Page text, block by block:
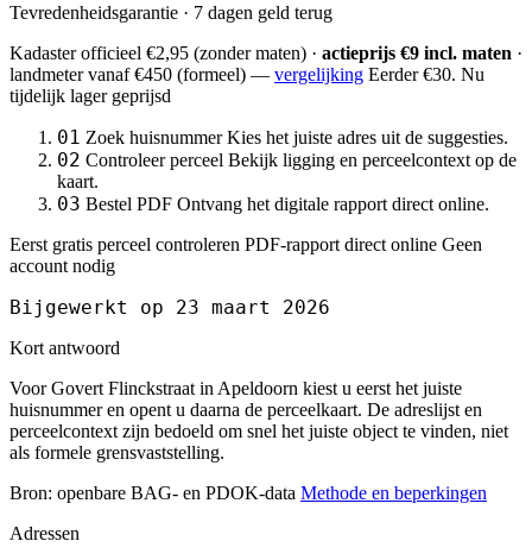
Tevredenheidsgarantie · 7 dagen geld terug
Kadaster officieel €2,95 (zonder maten) · actieprijs €9 incl. maten ·
landmetervanaf €450 (formeel) — vergelijking Eerder €30. Nu
tijdelijk lager geprijsd
01 Zoek huisnummer Kies het juiste adres uit de suggesties.
02 Controleer perceel Bekijk ligging en perceelcontext op de
kaart.
03 Bestel PDF Ontvang het digitale rapport direct online.
Eerst gratis perceel controleren PDF-rapport direct online Geen
account nodig
Bijgewerkt op 23 maart 2026
Kort antwoord
Voor Govert Flinckstraat in Apeldoorn kiest u eerst het juiste
huisnummer en opent u daarna de perceelkaart. De adreslijst en
perceelcontext zijn bedoeld om snel het juiste object te vinden, niet
als formele grensvaststelling.
Bron: openbare BAG- en PDOK-data Methode en beperkingen
Adressen